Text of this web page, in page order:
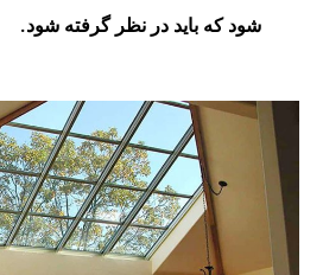
شود که باید در نظر گرفته شود.